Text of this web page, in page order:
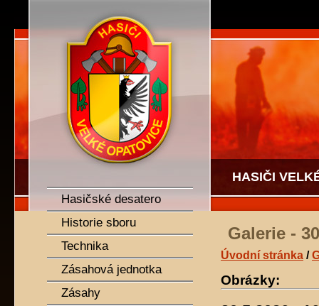
HASIČI
Galerie -
Úvodní stránka /
Obrázky:
SDH Velké Opatovice
Hasičské desatero
Historie sboru
Technika
Zásahová jednotka
Zásahy